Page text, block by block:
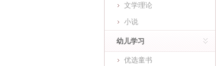
文学理论
小说
幼儿学习
优选童书